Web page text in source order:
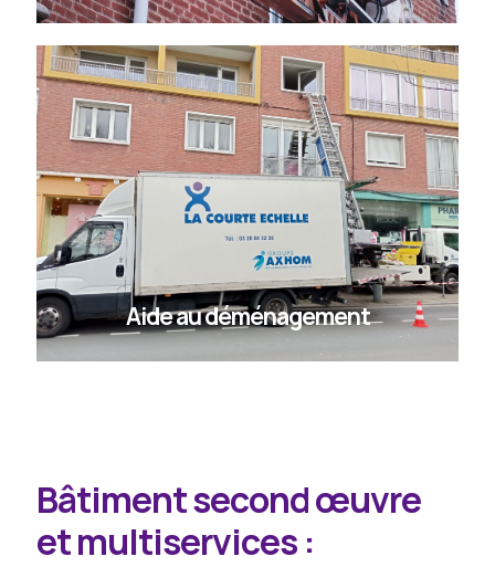
Aide au déménagement
Bâtiment second œuvre
et multiservices :